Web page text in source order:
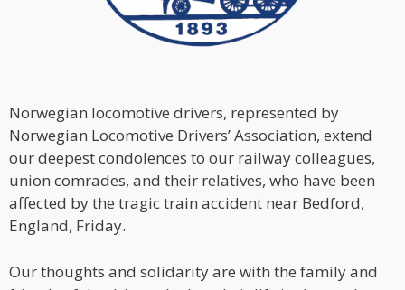
Norwegian locomotive drivers, represented by
Norwegian Locomotive Drivers’ Association, extend
our deepest condolences to our railway colleagues,
union comrades, and their relatives, who have been
affected by the tragic train accident near Bedford,
England, Friday.
Our thoughts and solidarity are with the family and